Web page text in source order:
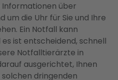
Informationen über
um die Uhr für Sie und Ihre
Ein Notfall kann
ist entscheidend, schnell
Notfalltierärzte in
ausgerichtet, Ihnen
dringenden